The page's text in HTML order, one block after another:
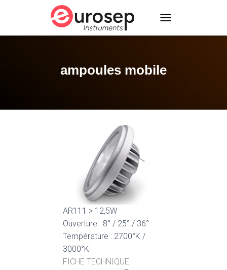
O
E
ampoules mobile
AR111 > 12,5W
Ouverture : 8° / 25° / 36°
Température : 2700°K /
3000°K
FICHE TECHNIQUE